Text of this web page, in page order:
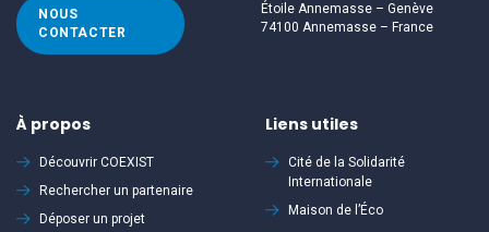
NOUS
CONTACTER
Étoile Annemasse – Genève
74100 Annemasse – France
À propos
Découvrir COEXIST
Rechercher un partenaire
Déposer un projet
Liens utiles
Cité de la Solidarité
Internationale
Maison de l’Éco